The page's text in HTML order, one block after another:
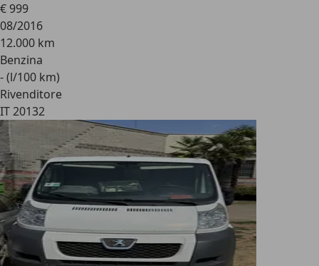
€ 999
08/2016
12.000 km
Benzina
- (l/100 km)
Rivenditore
IT 20132